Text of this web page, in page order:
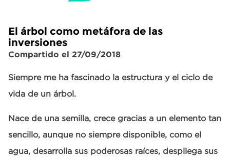
El árbol como metáfora de las
inversiones
Compartido el 27/09/2018
Siempre me ha fascinado la estructura y el ciclo de
vida de un árbol.
Nace de una semilla, crece gracias a un elemento tan
sencillo, aunque no siempre disponible, como el
agua, desarrolla sus poderosas raíces, despliega sus